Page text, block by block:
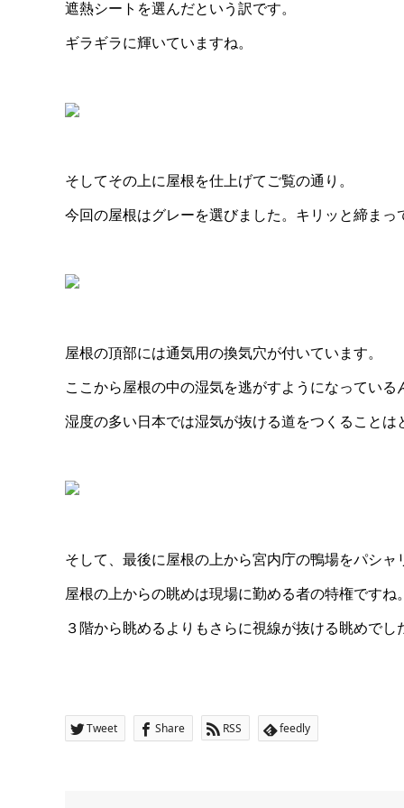
遮熱シートを選んだという訳です。
ギラギラに輝いていますね。
そしてその上に屋根を仕上げてご覧の通り。
今回の屋根はグレーを選びました。キリッと締まっ
屋根の頂部には通気用の換気穴が付いています。
ここから屋根の中の湿気を逃がすようになっている
湿度の多い日本では湿気が抜ける道をつくることは
そして、最後に屋根の上から宮内庁の鴨場をパシャ
屋根の上からの眺めは現場に勤める者の特権ですね。
３階から眺めるよりもさらに視線が抜ける眺めでし
Tweet Share RSS feedly